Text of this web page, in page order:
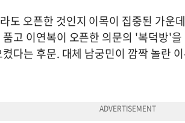
도 오픈한 것인지 이목이 집중된 가운
고 이연복이 오픈한 의문의 '복덕방'
다는 후문. 대체 남궁민이 깜짝 놀란